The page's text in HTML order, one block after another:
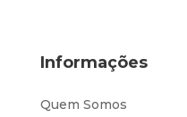
Informações
Quem Somos